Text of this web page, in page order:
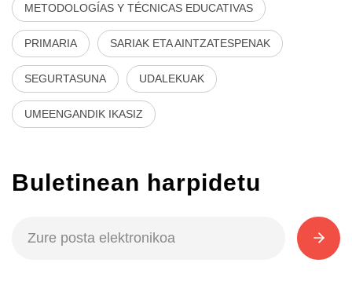
METODOLOGÍAS Y TÉCNICAS EDUCATIVAS
PRIMARIA SARIAK ETA AINTZATESPENAK
SEGURTASUNA UDALEKUAK
UMEENGANDIK IKASIZ
Buletinean harpidetu